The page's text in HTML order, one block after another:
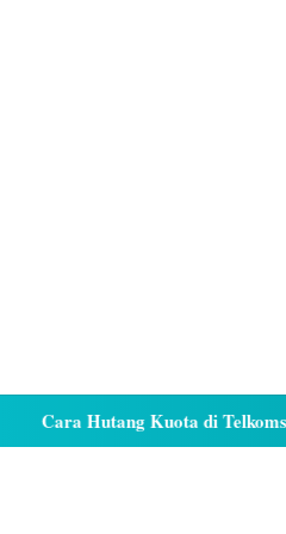
Cara Hutang Kuota di Telkomsel